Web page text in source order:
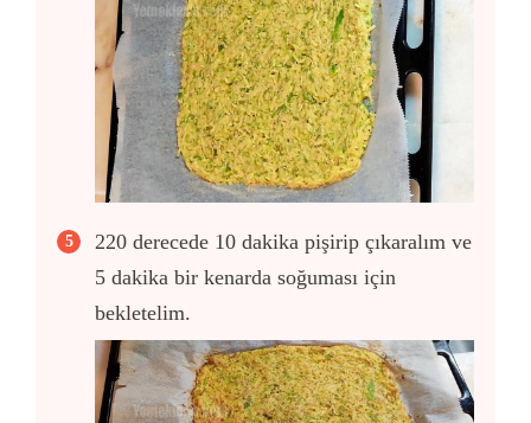
220 derecede 10 dakika pişirip çıkaralım ve
5 dakika bir kenarda soğuması için
bekletelim.